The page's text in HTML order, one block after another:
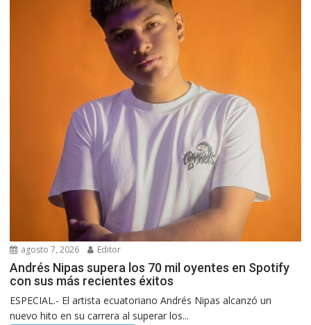
agosto 7, 2026 Editor
Andrés Nipas supera los 70 mil oyentes en Spotify
con sus más recientes éxitos
ESPECIAL.- El artista ecuatoriano Andrés Nipas alcanzó un
nuevo hito en su carrera al superar los...